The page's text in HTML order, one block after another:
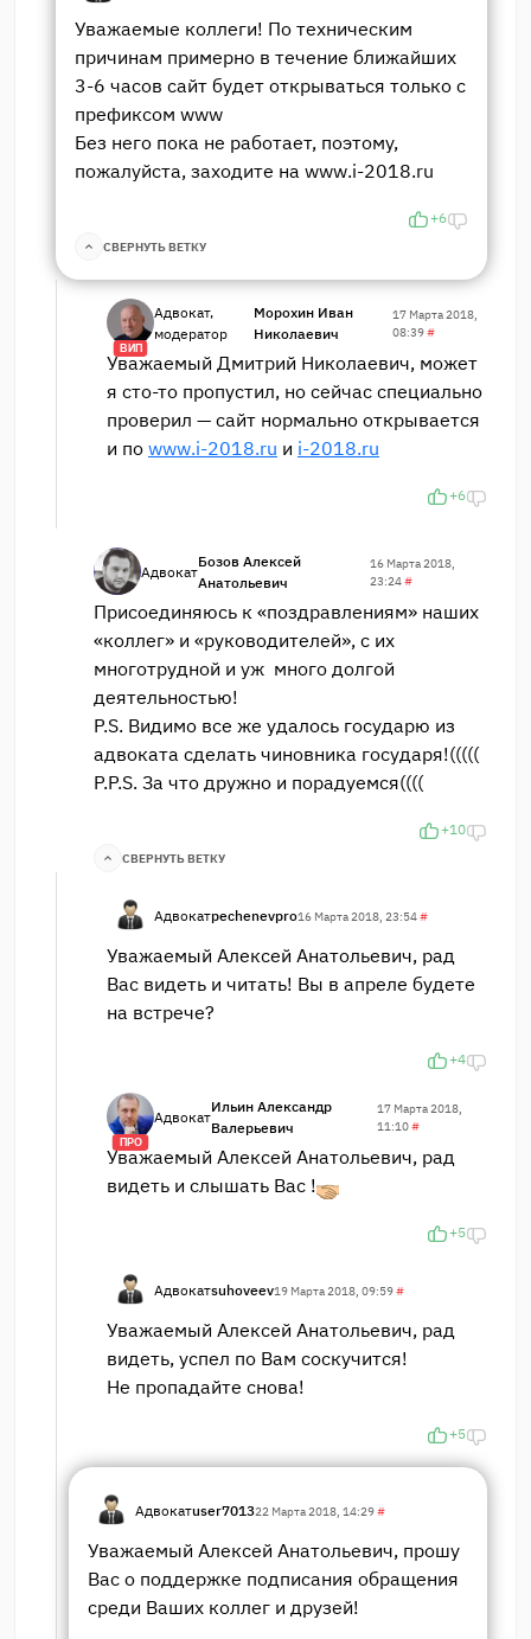
Уважаемые коллеги! По техническим
причинам примерно в течение ближайших
3-6 часов сайт будет открываться только с
префиксом www
Без него пока не работает, поэтому,
пожалуйста, заходите на www.i-2018.ru
+6
СВЕРНУТЬ ВЕТКУ
ВИП
Адвокат,
модератор
Морохин Иван
Николаевич
17 Марта 2018,
08:39#
Уважаемый Дмитрий Николаевич, может
я сто-то пропустил, но сейчас специально
проверил — сайт нормально открывается
и по www.i-2018.ru и i-2018.ru
+6
Адвокат
Бозов Алексей
Анатольевич
16 Марта 2018,
23:24#
Присоединяюсь к «поздравлениям» наших
«коллег» и «руководителей», с их
многотрудной и уж много долгой
деятельностью!
P.S. Видимо все же удалось государю из
адвоката сделать чиновника государя!(((((
P.P.S. За что дружно и порадуемся((((
+10
СВЕРНУТЬ ВЕТКУ
Адвокатpechenevpro16 Марта 2018, 23:54#
Уважаемый Алексей Анатольевич, рад
Вас видеть и читать! Вы в апреле будете
на встрече?
+4
ПРО
Адвокат
Ильин Александр
Валерьевич
17 Марта 2018,
11:10#
Уважаемый Алексей Анатольевич, рад
видеть и слышать Вас !
+5
Адвокатsuhoveev19 Марта 2018, 09:59#
Уважаемый Алексей Анатольевич, рад
видеть, успел по Вам соскучится!
Не пропадайте снова!
+5
Адвокатuser701322 Марта 2018, 14:29#
Уважаемый Алексей Анатольевич, прошу
Вас о поддержке подписания обращения
среди Ваших коллег и друзей!